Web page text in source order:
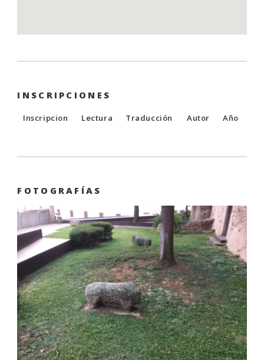
INSCRIPCIONES
Inscripcion Lectura Traducción Autor Año
FOTOGRAFÍAS